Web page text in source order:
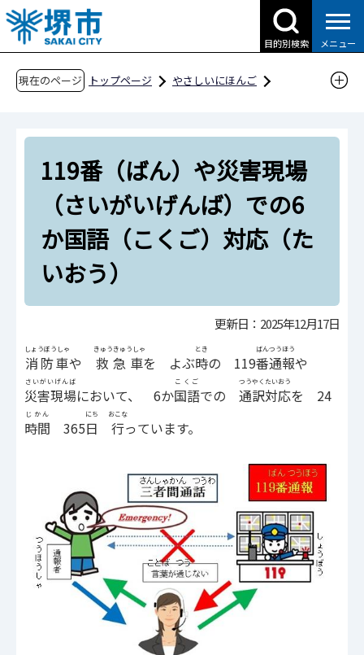
こ
の
ペ
目的別検索 メニュー
現在のページ トップページ
やさしいにほんご
119番（ばん）や災害現場（さいがいげんば）
での6か国語（こくご）対応（たいおう）
119番（ばん）や災害現場
（さいがいげんば）での6
か国語（こくご）対応（た
いおう）
更新日：2025年12月17日
消防車
しょうぼうしゃ
や 救急車
きゅうきゅうしゃ
を よぶ時
とき
の 119番通報
ばんつうほう
や
災害現場
さいがいげんば
において、 6か国語
こくご
での 通訳対応
つうやくたいおう
を 24
時間
じかん
365日
にち
行
おこな
っています。